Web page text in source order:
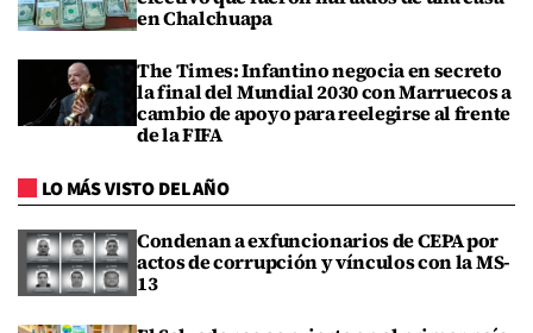
en Chalchuapa
The Times: Infantino negocia en secreto
la final del Mundial 2030 con Marruecos a
cambio de apoyo para reelegirse al frente
de la FIFA
LO MÁS VISTO DEL AÑO
Condenan a exfuncionarios de CEPA por
actos de corrupción y vínculos con la MS-
13